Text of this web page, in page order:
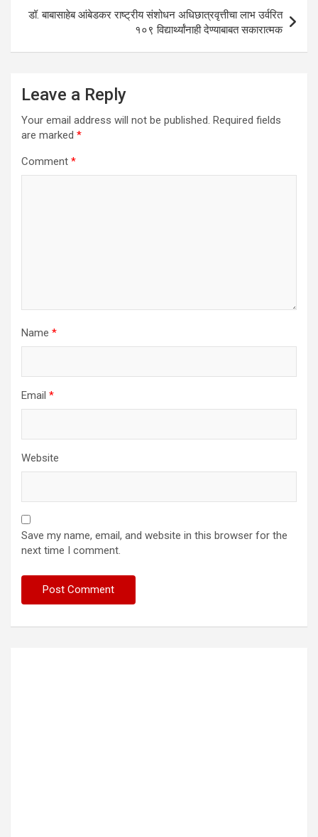
डॉ. बाबासाहेब आंबेडकर राष्ट्रीय संशोधन अधिछात्रवृत्तीचा लाभ उर्वरित
१०९ विद्यार्थ्यांनाही देण्याबाबत सकारात्मक
Leave a Reply
Your email address will not be published. Required fields
are marked *
Comment *
Name *
Email *
Website
Save my name, email, and website in this browser for the
next time I comment.